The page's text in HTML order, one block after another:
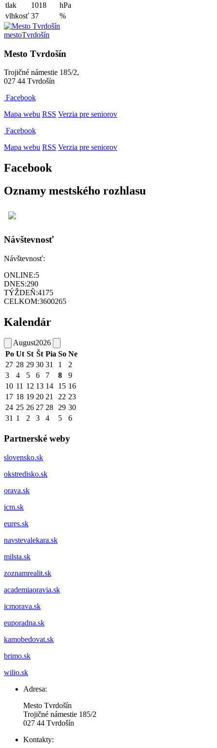
tlak
1018
hPa
vlhkosť 37 %
mestoTvrdošín
Mesto Tvrdošín
Trojičné námestie 185/2,
027 44 Tvrdošín
Facebook
Mapa webu RSS Verzia pre seniorov
Facebook
Mapa webu RSS Verzia pre seniorov
Facebook
Oznamy mestského rozhlasu
Návštevnosť
Návštevnosť:
ONLINE:5
DNES:290
TÝŽDEŇ:4175
CELKOM:3600265
Kalendár
August2026
Po Ut St Št Pia So Ne
27 28 29 30 31 1
2
3
4 5 6 7 8
9
10 11 12 13 14 15 16
17 18 19 20 21 22 23
24 25 26 27 28 29 30
31 1 2 3 4 5 6
Partnerské weby
slovensko.sk
okstredisko.sk
orava.sk
icm.sk
eures.sk
navstevalekara.sk
milsta.sk
zoznamrealit.sk
academiaoravia.sk
icmorava.sk
euporadna.sk
kamobedovat.sk
brimo.sk
wilio.sk
Adresa:
Mesto Tvrdošín
Trojičné námestie 185/2
027 44 Tvrdošín
Kontakty: